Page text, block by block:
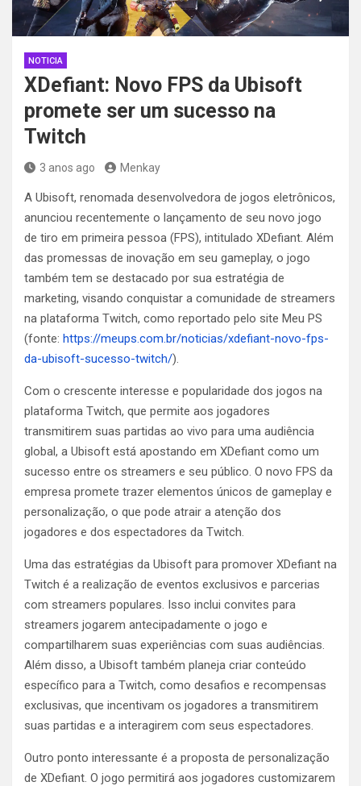
NOTICIA
XDefiant: Novo FPS da Ubisoft
promete ser um sucesso na
Twitch
3 anos ago Menkay
A Ubisoft, renomada desenvolvedora de jogos eletrônicos,
anunciou recentemente o lançamento de seu novo jogo
de tiro em primeira pessoa (FPS), intitulado XDefiant. Além
das promessas de inovação em seu gameplay, o jogo
também tem se destacado por sua estratégia de
marketing, visando conquistar a comunidade de streamers
na plataforma Twitch, como reportado pelo site Meu PS
(fonte: https://meups.com.br/noticias/xdefiant-novo-fps-
da-ubisoft-sucesso-twitch/).
Com o crescente interesse e popularidade dos jogos na
plataforma Twitch, que permite aos jogadores
transmitirem suas partidas ao vivo para uma audiência
global, a Ubisoft está apostando em XDefiant como um
sucesso entre os streamers e seu público. O novo FPS da
empresa promete trazer elementos únicos de gameplay e
personalização, o que pode atrair a atenção dos
jogadores e dos espectadores da Twitch.
Uma das estratégias da Ubisoft para promover XDefiant na
Twitch é a realização de eventos exclusivos e parcerias
com streamers populares. Isso inclui convites para
streamers jogarem antecipadamente o jogo e
compartilharem suas experiências com suas audiências.
Além disso, a Ubisoft também planeja criar conteúdo
específico para a Twitch, como desafios e recompensas
exclusivas, que incentivam os jogadores a transmitirem
suas partidas e a interagirem com seus espectadores.
Outro ponto interessante é a proposta de personalização
de XDefiant. O jogo permitirá aos jogadores customizarem